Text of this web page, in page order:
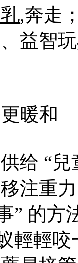
,奔走
益智
暖和​
给 “
注重
” 的方
輕輕